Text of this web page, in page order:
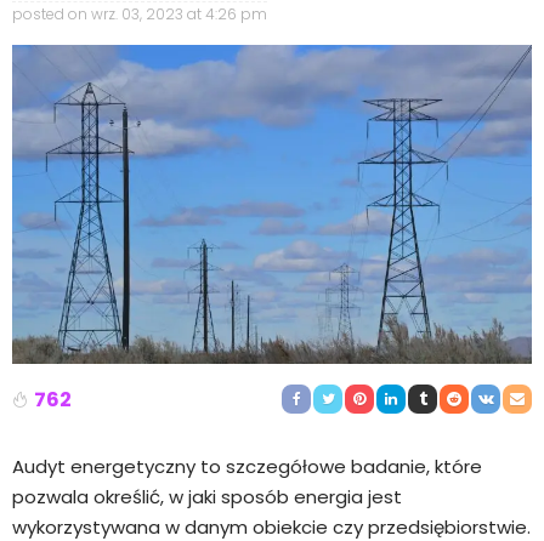
posted on wrz. 03, 2023 at 4:26 pm
762
Audyt energetyczny to szczegółowe badanie, które
pozwala określić, w jaki sposób energia jest
wykorzystywana w danym obiekcie czy przedsiębiorstwie.